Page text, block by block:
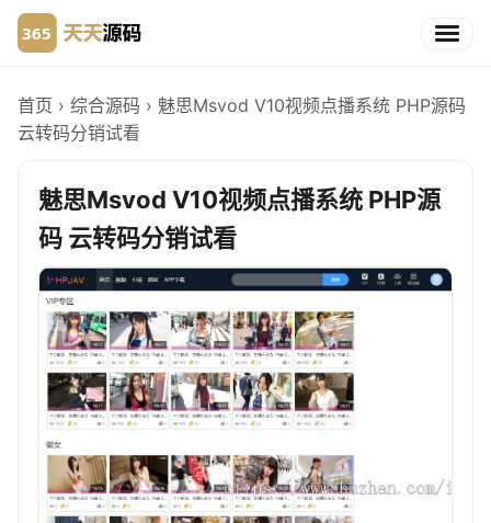
首页 › 综合源码 › 魅思Msvod V10视频点播系统 PHP源码
云转码分销试看
魅思Msvod V10视频点播系统 PHP源
码 云转码分销试看